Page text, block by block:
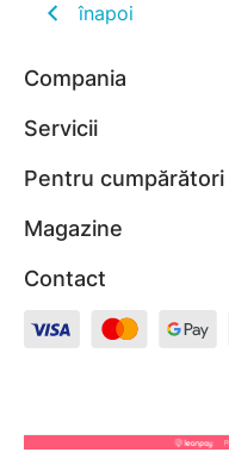
înapoi
Compania
Servicii
Pentru cumpărători
Magazine
Contact